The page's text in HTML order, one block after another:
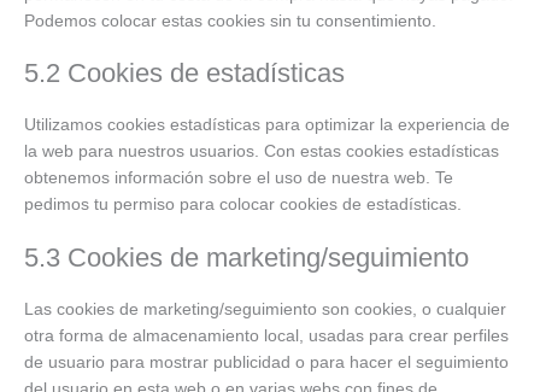
Podemos colocar estas cookies sin tu consentimiento.
5.2 Cookies de estadísticas
Utilizamos cookies estadísticas para optimizar la experiencia de
la web para nuestros usuarios. Con estas cookies estadísticas
obtenemos información sobre el uso de nuestra web. Te
pedimos tu permiso para colocar cookies de estadísticas.
5.3 Cookies de marketing/seguimiento
Las cookies de marketing/seguimiento son cookies, o cualquier
otra forma de almacenamiento local, usadas para crear perfiles
de usuario para mostrar publicidad o para hacer el seguimiento
del usuario en esta web o en varias webs con fines de